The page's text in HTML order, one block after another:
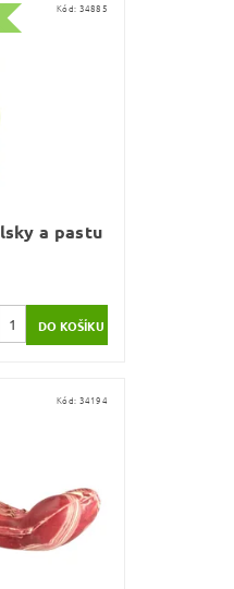
Kód: 34885
a pastu
Kód: 34194